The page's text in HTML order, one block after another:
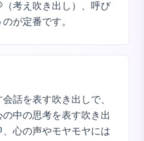
（考え吹き出し）、呼び
が定番です。
話を表す吹き出しで、
中の思考を表す吹き出
、心の声やモヤモヤには